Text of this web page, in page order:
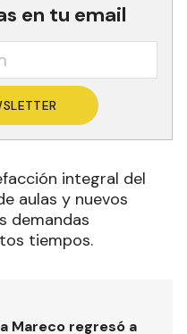
en tu email
integral del
aulas y nuevos
demandas
tiempos.
Mareco regresó a